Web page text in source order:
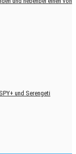
und Serengeti